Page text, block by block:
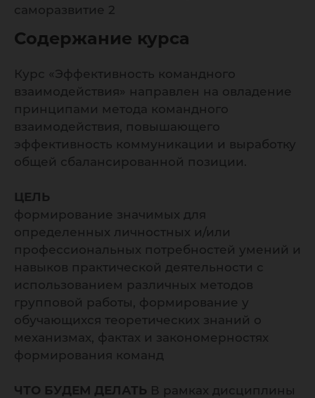
саморазвитие 2
Содержание курса
Курс «Эффективность командного
взаимодействия» направлен на овладение
принципами метода командного
взаимодействия, повышающего
эффективность коммуникации и выработку
общей сбалансированной позиции.
ЦЕЛЬ
формирование значимых для
определенных личностных и/или
профессиональных потребностей умений и
навыков практической деятельности с
использованием различных методов
групповой работы, формирование у
обучающихся теоретических знаний о
механизмах, фактах и закономерностях
формирования команд
ЧТО БУДЕМ ДЕЛАТЬ В рамках дисциплины